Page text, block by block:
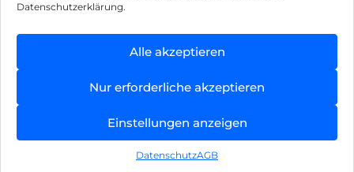
Datenschutzerklärung.
Alle akzeptieren
Nur erforderliche akzeptieren
Einstellungen anzeigen
DatenschutzAGB
Hinweis zur Batterieentsorgung
Newsletter
, Brodos AG – All Rights Reserved.
Können wir Dir behilflich sein?